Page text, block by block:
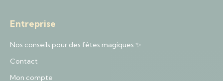
Entreprise
Nos conseils pour des fêtes magiques ✨
Contact
Mon compte